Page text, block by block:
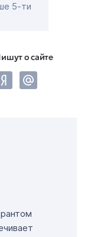
5-ти
о сайте